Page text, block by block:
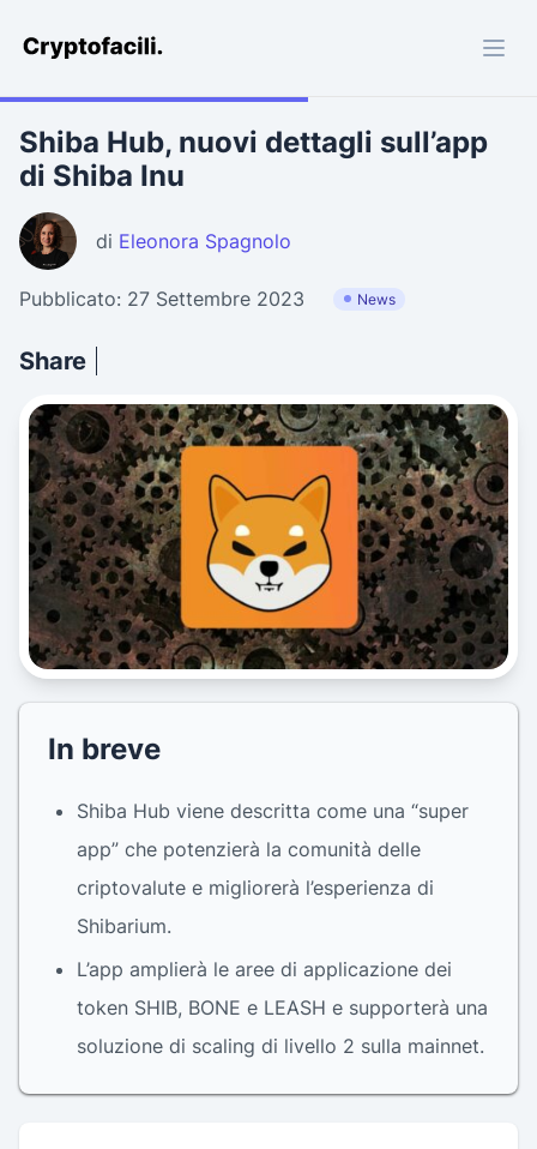
Cryptofacili.com
Shiba Hub, nuovi dettagli sull’app
di Shiba Inu
di Eleonora Spagnolo
Pubblicato: 27 Settembre 2023 News
Share
In breve
Shiba Hub viene descritta come una “super
app” che potenzierà la comunità delle
criptovalute e migliorerà l’esperienza di
Shibarium.
L’app amplierà le aree di applicazione dei
token SHIB, BONE e LEASH e supporterà una
soluzione di scaling di livello 2 sulla mainnet.